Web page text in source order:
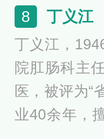
炎，在慢性
肾活血的治
年被评为“江
明先进工作者
8 丁义江
丁义江，
院肛肠科主
医，被评为“
业40余年，